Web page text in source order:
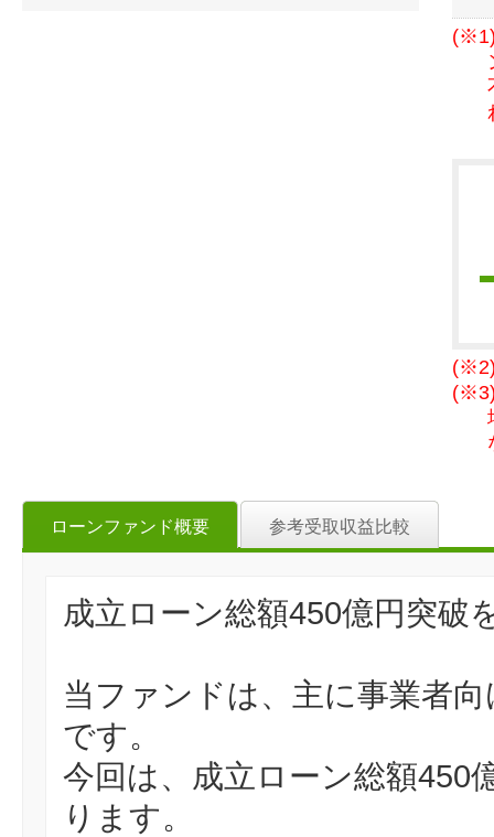
(※1)
(※2)
(※3)
ローンファンド概要 参考受取収益比較
成立ローン総額450億円突破
当ファンドは、主に事業者
です。
今回は、成立ローン総額450
ります。